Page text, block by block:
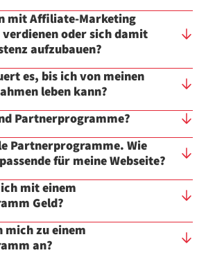
mit Affiliate-Marketing
oder sich damit
aufzubauen?
es, bis ich von meinen
leben kann?
Partnerprogramme?
Partnerprogramme. Wie
für meine Webseite?
mit einem
Geld?
mich zu einem
an?